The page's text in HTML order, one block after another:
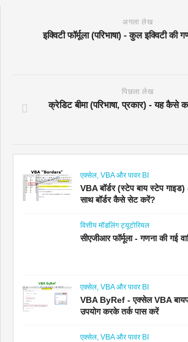
अगला लेख
इक्विटी फॉर्मूला (परिभाषा) - कुल इक्विटी
पिछला लेख
क्रेडिट बीमा (परिभाषा, प्रकार) - यह कैसे
एक्सेल, VBA और पावर BI
VBA बॉर्डर (स्टेप बाय स्टेप
साथ बॉर्डर कैसे सेट करें?
वित्तीय मॉडलिंग ट्यूटोरियल
सीएजीआर फॉर्मूला - गणना की गई
एक्सेल, VBA और पावर BI
VBA ByRef - एक्सेल VBA
उपयोग करके तर्क पास करें
एक्सेल, VBA और पावर BI